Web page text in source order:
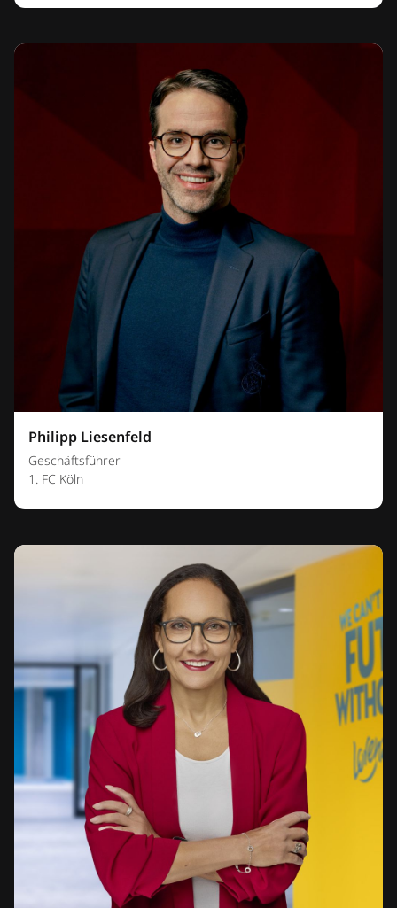
Philipp Liesenfeld
Geschäftsführer
1. FC Köln